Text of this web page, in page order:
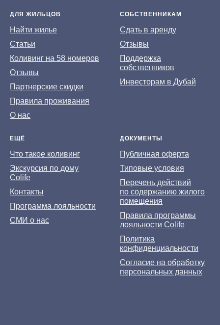
ДЛЯ ЖИЛЬЦОВ
Найти жилье
Статьи
Коливинг на 58 номеров
Отзывы
Партнерские скидки
Правила проживания
О нас
СОБСТВЕННИКАМ
Сдать в аренду
Отзывы
Поддержка
собственников
Инвесторам в Дубай
ЕЩЁ
Что такое коливинг
Экскурсия по дому
Colife
Контакты
Программа лояльности
СМИ о нас
ДОКУМЕНТЫ
Публичная оферта
Типовые условия
Перечень действий
по содержанию жилого
помещения
Правила программы
лояльности Colife
Политика
конфиденциальности
Согласие на обработку
персональных данных